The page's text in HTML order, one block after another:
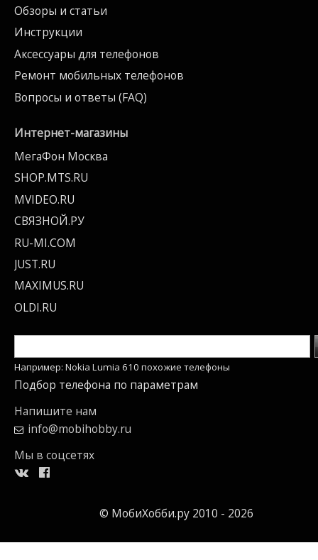
Обзоры и статьи
Инструкции
Аксессуары для телефонов
Ремонт мобильных телефонов
Вопросы и ответы (FAQ)
Интернет-магазины
МегаФон Москва
SHOP.MTS.RU
MVIDEO.RU
СВЯЗНОЙ.РУ
RU-MI.COM
JUST.RU
MAXIMUS.RU
OLDI.RU
Например: Nokia Lumia 610 похожие телефоны
Подбор телефона по параметрам
Напишите нам
info@mobihobby.ru
Мы в соцсетях
© МобиХобби.ру 2010 - 2026